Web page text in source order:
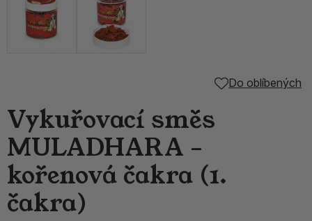
Do oblíbených
Vykuřovací směs
MULADHARA –
kořenová čakra (1.
čakra)